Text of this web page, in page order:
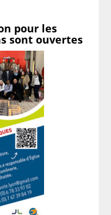
pour les
sont ouvertes